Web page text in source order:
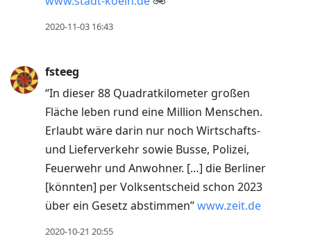
2020-11-03 16:43
fsteeg
“In dieser 88 Quadratkilometer großen
Fläche leben rund eine Million Menschen.
Erlaubt wäre darin nur noch Wirtschafts-
und Lieferverkehr sowie Busse, Polizei,
Feuerwehr und Anwohner. […] die Berliner
[könnten] per Volksentscheid schon 2023
über ein Gesetz abstimmen”www.zeit.de
2020-10-21 20:55